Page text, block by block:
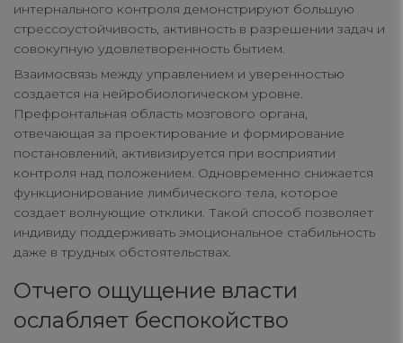
интернального контроля демонстрируют большую
стрессоустойчивость, активность в разрешении задач и
совокупную удовлетворенность бытием.
Взаимосвязь между управлением и уверенностью
создается на нейробиологическом уровне.
Префронтальная область мозгового органа,
отвечающая за проектирование и формирование
постановлений, активизируется при восприятии
контроля над положением. Одновременно снижается
функционирование лимбического тела, которое
создает волнующие отклики. Такой способ позволяет
индивиду поддерживать эмоциональное стабильность
даже в трудных обстоятельствах.
Отчего ощущение власти
ослабляет беспокойство